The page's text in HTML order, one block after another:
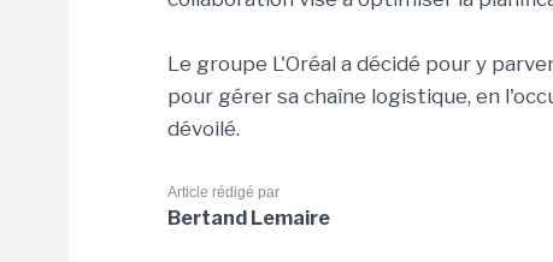
Le groupe L'Oréal a décidé pour y
pour gérer sa chaîne logistique, en
dévoilé.
Article rédigé par
Bertand Lemaire